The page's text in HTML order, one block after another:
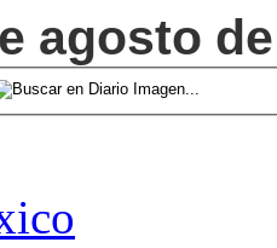
agosto